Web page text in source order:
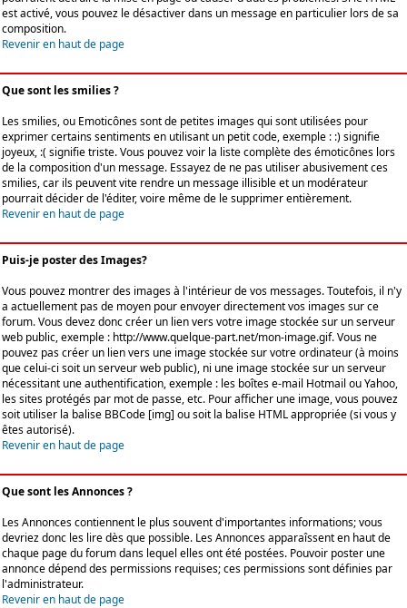
est activé, vous pouvez le désactiver dans un message en particulier lors de sa
composition.
Revenir en haut de page
Que sont les smilies ?
Les smilies, ou Emoticônes sont de petites images qui sont utilisées pour
exprimer certains sentiments en utilisant un petit code, exemple : :) signifie
joyeux, :( signifie triste. Vous pouvez voir la liste complète des émoticônes lors
de la composition d'un message. Essayez de ne pas utiliser abusivement ces
smilies, car ils peuvent vite rendre un message illisible et un modérateur
pourrait décider de l'éditer, voire même de le supprimer entièrement.
Revenir en haut de page
Puis-je poster des Images?
Vous pouvez montrer des images à l'intérieur de vos messages. Toutefois, il n'y
a actuellement pas de moyen pour envoyer directement vos images sur ce
forum. Vous devez donc créer un lien vers votre image stockée sur un serveur
web public, exemple : http://www.quelque-part.net/mon-image.gif. Vous ne
pouvez pas créer un lien vers une image stockée sur votre ordinateur (à moins
que celui-ci soit un serveur web public), ni une image stockée sur un serveur
nécessitant une authentification, exemple : les boîtes e-mail Hotmail ou Yahoo,
les sites protégés par mot de passe, etc. Pour afficher une image, vous pouvez
soit utiliser la balise BBCode [img] ou soit la balise HTML appropriée (si vous y
êtes autorisé).
Revenir en haut de page
Que sont les Annonces ?
Les Annonces contiennent le plus souvent d'importantes informations; vous
devriez donc les lire dès que possible. Les Annonces apparaîssent en haut de
chaque page du forum dans lequel elles ont été postées. Pouvoir poster une
annonce dépend des permissions requises; ces permissions sont définies par
l'administrateur.
Revenir en haut de page